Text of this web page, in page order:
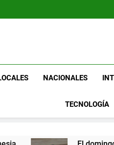
NACIONALES
TECNOLOGÍA